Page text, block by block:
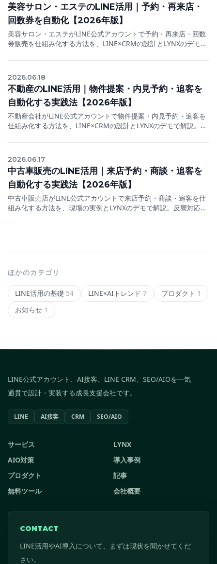
美容サロン・エステのLINE活用｜予約・再来店・
回数券を自動化【2026年版】
美容サロン・エステがLINE公式アカウントで予約・再来店・回数
券販売を仕組み化する方法を、LINE×CRMの設計とLYNXのデモで
年の実践ガイド。
2026.06.18
不動産のLINE活用｜物件提案・内見予約・追客を
自動化する実践法【2026年版】
不動産会社がLINE公式アカウントで物件提案・内見予約・追客を
仕組み化する方法を、LINE×CRMの設計とLYNXのデモで解説。反
践ガイド。
2026.06.17
中古車販売のLINE活用｜来店予約・商談・追客を
自動化する実践法【2026年版】
中古車販売店がLINE公式アカウントで来店予約・商談・追客を仕
組み化する方法を、現場の実例とLYNXのデモで解説。反響対応の
ほかのカテゴリ
LINE活用の基礎 54 LINE×AIトレンド 7 プロダクト 1
お知らせ 1
LINE公式アカウント、AI接客、LINE CRM、SEO/AIOを一気
通貫で設計・実装する成長支援会社です。
LINE AI接客 CRM SEO/AIO
サービス
LYNX
AIO対策
導入事例
プロダクト
記事
無料ツール
会社概要
CONTACT
LINE活用やAI導入について、まずは現状を聞かせてくだ
さい。